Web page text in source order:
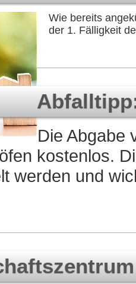
Wie bereits
der 1. Fälligkeit
Die Abgabe
kostenlos.
werden und